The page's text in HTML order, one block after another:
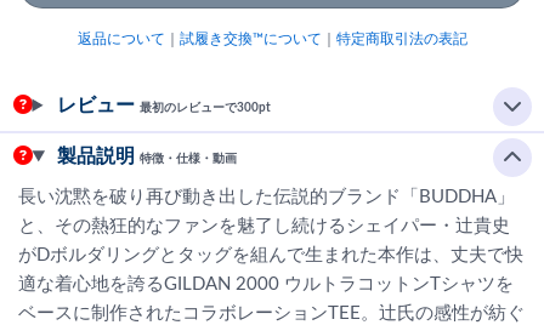
返品について 試履き交換™について 特定商取引法の表記
レビュー 最初のレビューで300pt
製品説明 特徴・仕様・動画
長い沈黙を破り再び動き出した伝説的ブランド「BUDDHA」
と、その熱狂的なファンを魅了し続けるシェイパー・辻貴史
がDボルダリングとタッグを組んで生まれた本作は、丈夫で快
適な着心地を誇るGILDAN 2000 ウルトラコットンTシャツを
ベースに制作されたコラボレーションTEE。辻氏の感性が紡ぐ